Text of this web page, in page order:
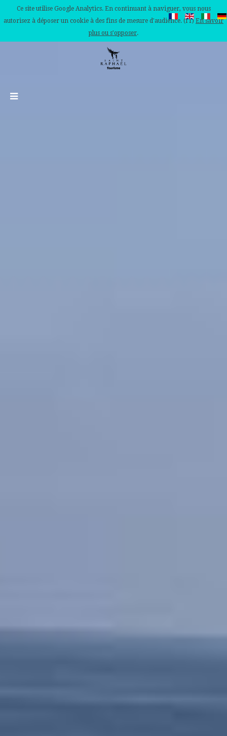
Ce site utilise Google Analytics. En continuant à naviguer, vous nous
autorisez à déposer un cookie à des fins de mesure d'audience. (IT) En savoir
plus ou s'opposer.